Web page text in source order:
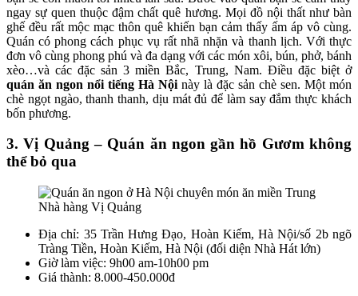
ngay sự quen thuộc đậm chất quê hương. Mọi đồ nội thất như bàn
ghế đều rất mộc mạc thôn quê khiến bạn cảm thấy ấm áp vô cùng.
Quán có phong cách phục vụ rất nhã nhặn và thanh lịch. Với thực
đơn vô cùng phong phú và đa dạng với các món xôi, bún, phở, bánh
xèo…và các đặc sản 3 miền Bắc, Trung, Nam. Điều đặc biệt ở
quán ăn ngon nổi tiếng Hà Nội này là đặc sản chè sen. Một món
chè ngọt ngào, thanh thanh, dịu mát đủ để làm say đắm thực khách
bốn phương.
3. Vị Quảng – Quán ăn ngon gần hồ Gươm không
thể bỏ qua
Nhà hàng Vị Quảng
Địa chỉ: 35 Trần Hưng Đạo, Hoàn Kiếm, Hà Nội/số 2b ngõ
Tràng Tiền, Hoàn Kiếm, Hà Nội (đối diện Nhà Hát lớn)
Giờ làm việc: 9h00 am-10h00 pm
Giá thành: 8.000-450.000đ